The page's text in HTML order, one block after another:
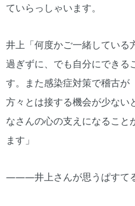
ていらっしゃいます。
井上「何度かご一緒している
過ぎずに、でも自分にできる
す。また感染症対策で稽古が
方々とは接する機会が少ない
なさんの心の支えになること
ます」
―――井上さんが思うぱすて